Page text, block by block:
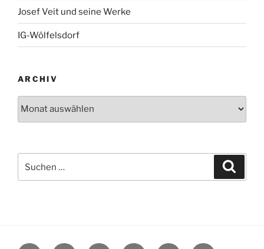
Josef Veit und seine Werke
IG-Wölfelsdorf
ARCHIV
nach: